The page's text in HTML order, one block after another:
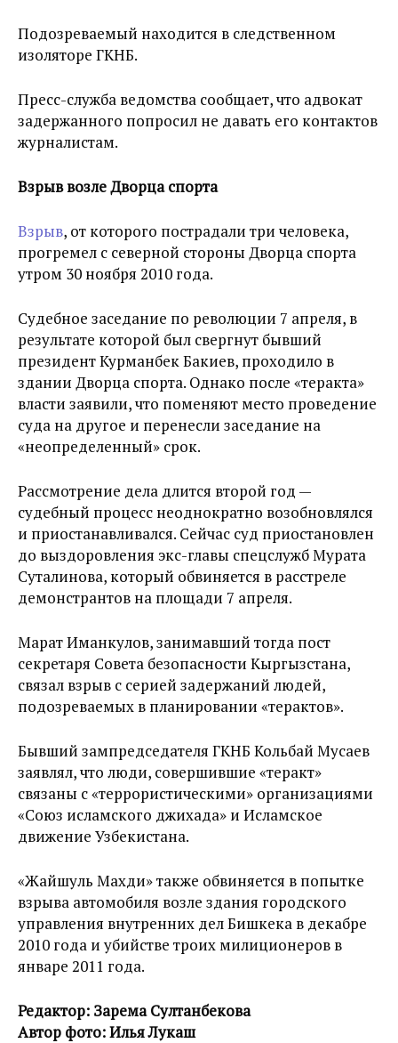
Подозреваемый находится в следственном
изоляторе ГКНБ.
Пресс-служба ведомства сообщает, что адвокат
задержанного попросил не давать его контактов
журналистам.
Взрыв возле Дворца спорта
Взрыв, от которого пострадали три человека,
прогремел с северной стороны Дворца спорта
утром 30 ноября 2010 года.
Судебное заседание по революции 7 апреля, в
результате которой был свергнут бывший
президент Курманбек Бакиев, проходило в
здании Дворца спорта. Однако после «теракта»
власти заявили, что поменяют место проведение
суда на другое и перенесли заседание на
«неопределенный» срок.
Рассмотрение дела длится второй год —
судебный процесс неоднократно возобновлялся
и приостанавливался. Сейчас суд приостановлен
до выздоровления экс-главы спецслужб Мурата
Суталинова, который обвиняется в расстреле
демонстрантов на площади 7 апреля.
Марат Иманкулов, занимавший тогда пост
секретаря Совета безопасности Кыргызстана,
связал взрыв с серией задержаний людей,
подозреваемых в планировании «терактов».
Бывший зампредседателя ГКНБ Кольбай Мусаев
заявлял, что люди, совершившие «теракт»
связаны с «террористическими» организациями
«Союз исламского джихада» и Исламское
движение Узбекистана.
«Жайшуль Махди» также обвиняется в попытке
взрыва автомобиля возле здания городского
управления внутренних дел Бишкека в декабре
2010 года и убийстве троих милиционеров в
январе 2011 года.
Редактор: Зарема Султанбекова
Автор фото: Илья Лукаш